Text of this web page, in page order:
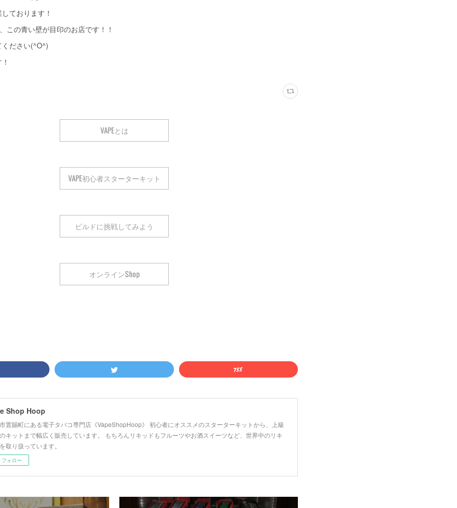
ております！
この青い壁が目印のお店です！！
ださい(^O^)
VAPEとは
VAPE初心者スターターキット
ビルドに挑戦してみよう
オンラインShop
Shop Hoop
置賜町にある電子タバコ専門店《VapeShopHoop》 初心者にオススメのスターターキットから、上級
キットまで幅広く販売しています。 もちろんリキッドもフルーツやお酒スイーツなど、世界中のリキ
取り扱っています。
フォロー